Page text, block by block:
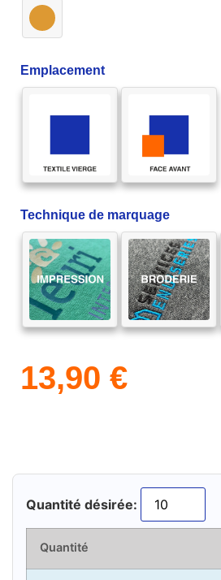
Emplacement
Technique de marquage
13,90 €
Quantité désirée:
Quantité